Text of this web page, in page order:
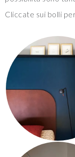
Cliccate sui bolli